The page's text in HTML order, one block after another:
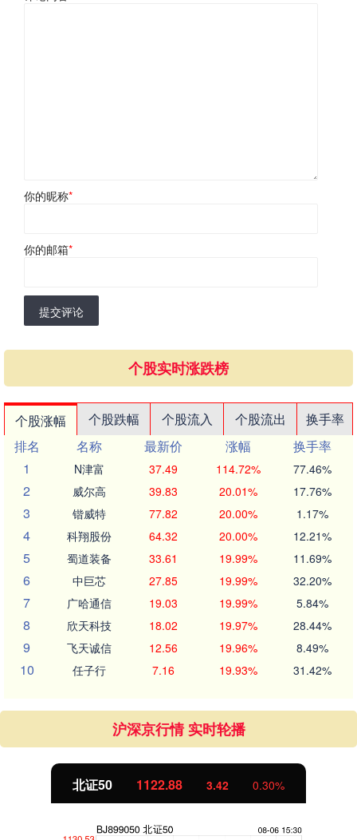
你的昵称*
你的邮箱*
提交评论
个股实时涨跌榜
个股涨幅 个股跌幅 个股流入 个股流出
换手率
排名
名称 最新价 涨幅
换手率
1
N津富 37.49 114.72% 77.46%
2 威尔高 39.83 20.01% 17.76%
3 锴威特 77.82 20.00% 1.17%
4 科翔股份 64.32 20.00% 12.21%
5 蜀道装备 33.61 19.99% 11.69%
6 中巨芯 27.85 19.99% 32.20%
7 广哈通信 19.03 19.99% 5.84%
8 欣天科技 18.02 19.97% 28.44%
9 飞天诚信 12.56 19.96% 8.49%
10 任子行 7.16 19.93% 31.42%
沪深京行情 实时轮播
北证50 1122.88 3.42 0.30%